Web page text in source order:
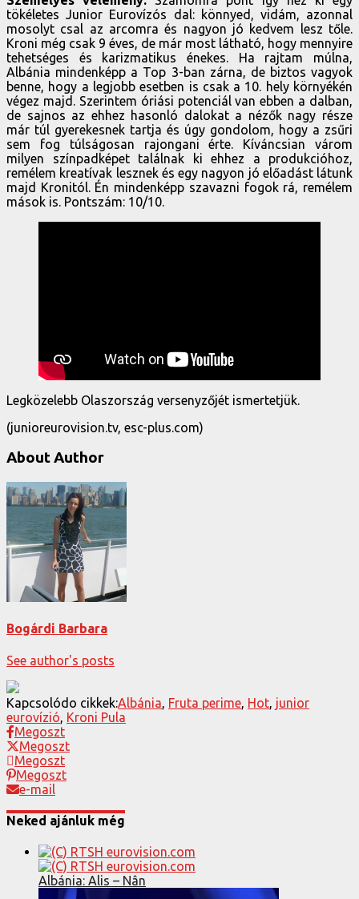
tökéletes Junior Eurovízós dal: könnyed, vidám, azonnal
mosolyt csal az arcomra és nagyon jó kedvem lesz tőle.
Kroni még csak 9 éves, de már most látható, hogy mennyire
tehetséges és karizmatikus énekes. Ha rajtam múlna,
Albánia mindenképp a Top 3-ban zárna, de biztos vagyok
benne, hogy a legjobb esetben is csak a 10. hely környékén
végez majd. Szerintem óriási potenciál van ebben a dalban,
de sajnos az ehhez hasonló dalokat a nézők nagy része
már túl gyerekesnek tartja és úgy gondolom, hogy a zsűri
sem fog túlságosan rajongani érte. Kíváncsian várom
milyen színpadképet találnak ki ehhez a produkcióhoz,
remélem kreatívak lesznek és egy nagyon jó előadást látunk
majd Kronitól. Én mindenképp szavazni fogok rá, remélem
mások is. Pontszám: 10/10.
Legközelebb Olaszország versenyzőjét ismertetjük.
(junioreurovision.tv, esc-plus.com)
About Author
Bogárdi Barbara
See author's posts
Kapcsolódo cikkek:Albánia Fruta perime Hot junior
eurovízió Kroni Pula
Megoszt
Megoszt
Megoszt
Megoszt
e-mail
Neked ajánluk még
Albánia: Alis – Nân